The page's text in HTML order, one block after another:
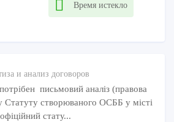
Время истекло
и анализ договоров
письмовий аналіз (правова
Статуту створюваного ОСББ у місті
стату...